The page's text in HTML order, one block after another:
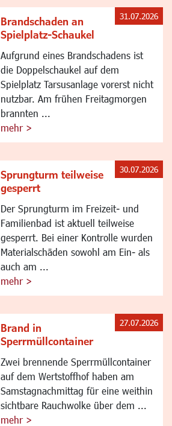
Brandschaden an
Spielplatz-Schaukel
Aufgrund eines Brandschadens ist
die Doppelschaukel auf dem
Spielplatz Tarsusanlage vorerst nicht
nutzbar. Am frühen Freitagmorgen
brannten ...
mehr >
31.07.2026
Sprungturm teilweise
gesperrt
Der Sprungturm im Freizeit- und
Familienbad ist aktuell teilweise
gesperrt. Bei einer Kontrolle wurden
Materialschäden sowohl am Ein- als
auch am ...
mehr >
30.07.2026
Brand in
Sperrmüllcontainer
Zwei brennende Sperrmüllcontainer
auf dem Wertstoffhof haben am
Samstagnachmittag für eine weithin
sichtbare Rauchwolke über dem ...
mehr >
27.07.2026